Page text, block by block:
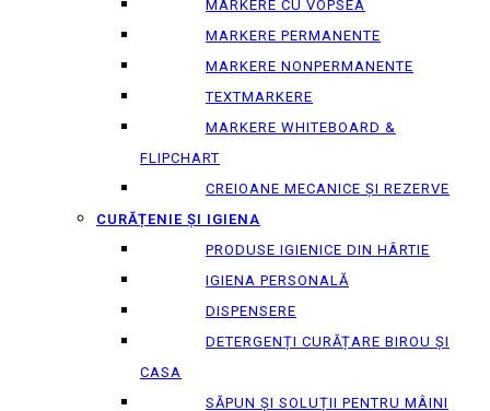
MARKERE CU VOPSEA
MARKERE PERMANENTE
MARKERE NONPERMANENTE
TEXTMARKERE
MARKERE WHITEBOARD &
FLIPCHART
CREIOANE MECANICE ȘI REZERVE
CURĂȚENIE ȘI IGIENA
PRODUSE IGIENICE DIN HÂRTIE
IGIENA PERSONALĂ
DISPENSERE
DETERGENȚI CURĂȚARE BIROU ȘI
CASA
SĂPUN ȘI SOLUȚII PENTRU MÂINI